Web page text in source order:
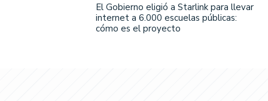
El Gobierno eligió a Starlink para llevar
internet a 6.000 escuelas públicas:
cómo es el proyecto